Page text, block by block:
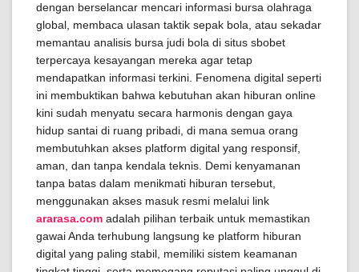
dengan berselancar mencari informasi bursa olahraga
global, membaca ulasan taktik sepak bola, atau sekadar
memantau analisis bursa judi bola di situs sbobet
terpercaya kesayangan mereka agar tetap
mendapatkan informasi terkini. Fenomena digital seperti
ini membuktikan bahwa kebutuhan akan hiburan online
kini sudah menyatu secara harmonis dengan gaya
hidup santai di ruang pribadi, di mana semua orang
membutuhkan akses platform digital yang responsif,
aman, dan tanpa kendala teknis. Demi kenyamanan
tanpa batas dalam menikmati hiburan tersebut,
menggunakan akses masuk resmi melalui link
ararasa.com adalah pilihan terbaik untuk memastikan
gawai Anda terhubung langsung ke platform hiburan
digital yang paling stabil, memiliki sistem keamanan